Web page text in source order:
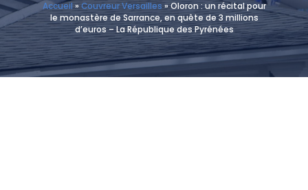
Accueil»Couvreur Versailles»Oloron : un récital pour
le monastère de Sarrance, en quête de 3 millions
d’euros – La République des Pyrénées